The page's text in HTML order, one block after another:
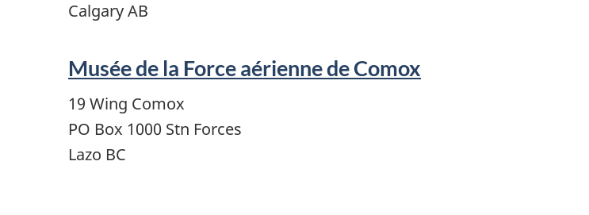
Calgary AB
Musée de la Force aérienne de Comox
19 Wing Comox
PO Box 1000 Stn Forces
Lazo BC